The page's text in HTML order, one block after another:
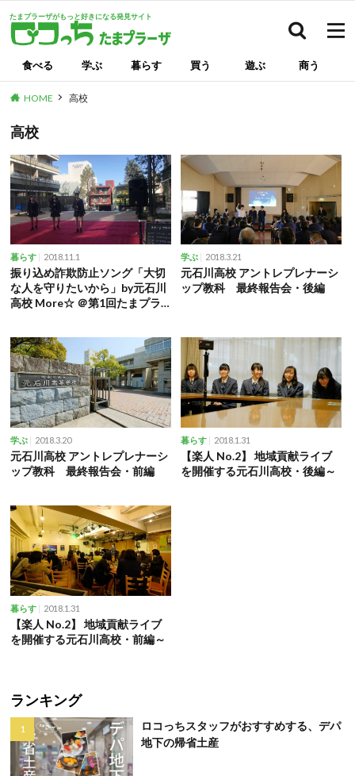
たまプラーザがもっと好きになる発見サイト
食べる 学ぶ 暮らす 買う 遊ぶ 商う
HOME 高校
高校
暮らす 2018.11.1
振り込め詐欺防止ソング「大切
な人を守りたいから」by元石川
高校 More☆ ＠第1回たまプラ
学ぶ 2018.3.21
元石川高校 アントレプレナーシ
ップ教科 最終報告会・後編
学ぶ 2018.3.20
元石川高校 アントレプレナーシ
ップ教科 最終報告会・前編
暮らす 2018.1.31
【楽人 No.2】 地域貢献ライブ
を開催する元石川高校・後編～
暮らす 2018.1.31
【楽人 No.2】 地域貢献ライブ
を開催する元石川高校・前編～
ランキング
ロコっちスタッフがおすすめする、デパ
地下の帰省土産